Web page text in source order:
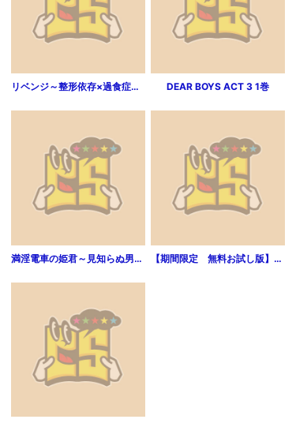
リベンジ～整形依存×過食症デブ女×虐待の遺伝子～1 DEAR BOYS ACT 3 1巻
満淫電車の姫君～見知らぬ男たちの熱い凶棒～ 1巻 【期間限定 無料お試し版】ANGEL VOICE 1